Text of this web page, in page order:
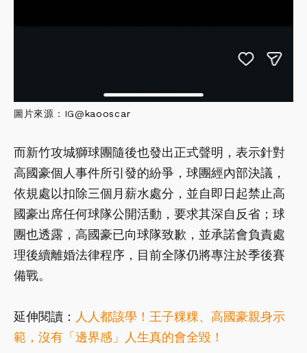
圖片來源：IG@kaooscar
而新竹攻城獅球團隨後也發出正式聲明，表示針對
高國豪個人事件所引發的紛爭，球團經內部決議，
依規處以扣除三個月薪水處分，並自即日起禁止高
國豪出席任何球隊公開活動，要求其深自反省；球
團也透露，高國豪已向球隊致歉，並承諾會負責處
理後續離婚法律程序，目前全隊仍將專注於季後賽
備戰。
延伸閱讀： 人人都該學！王子粿粿、高國豪親身示
範，沒有「邊界感」人生真的會全毀！